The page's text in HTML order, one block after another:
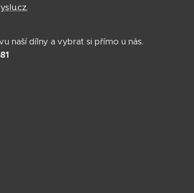
naší dílny a vybrat si přímo u nás.